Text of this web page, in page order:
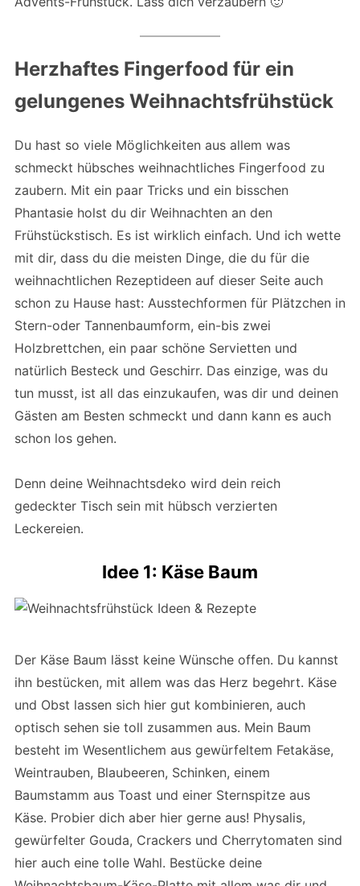
Herzhaftes Fingerfood für ein
gelungenes Weihnachtsfrühstück
Du hast so viele Möglichkeiten aus allem was
schmeckt hübsches weihnachtliches Fingerfood zu
zaubern. Mit ein paar Tricks und ein bisschen
Phantasie holst du dir Weihnachten an den
Frühstückstisch. Es ist wirklich einfach. Und ich wette
mit dir, dass du die meisten Dinge, die du für die
weihnachtlichen Rezeptideen auf dieser Seite auch
schon zu Hause hast: Ausstechformen für Plätzchen in
Stern-oder Tannenbaumform, ein-bis zwei
Holzbrettchen, ein paar schöne Servietten und
natürlich Besteck und Geschirr. Das einzige, was du
tun musst, ist all das einzukaufen, was dir und deinen
Gästen am Besten schmeckt und dann kann es auch
schon los gehen.
Denn deine Weihnachtsdeko wird dein reich
gedeckter Tisch sein mit hübsch verzierten
Leckereien.
Idee 1: Käse Baum
Der Käse Baum lässt keine Wünsche offen. Du kannst
ihn bestücken, mit allem was das Herz begehrt. Käse
und Obst lassen sich hier gut kombinieren, auch
optisch sehen sie toll zusammen aus. Mein Baum
besteht im Wesentlichem aus gewürfeltem Fetakäse,
Weintrauben, Blaubeeren, Schinken, einem
Baumstamm aus Toast und einer Sternspitze aus
Käse. Probier dich aber hier gerne aus! Physalis,
gewürfelter Gouda, Crackers und Cherrytomaten sind
hier auch eine tolle Wahl. Bestücke deine